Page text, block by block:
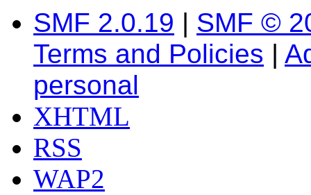
SMF 2.0.19 | SMF ©
Terms and Policies |
personal
XHTML
RSS
WAP2